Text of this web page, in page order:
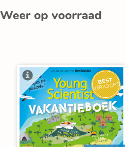
Weer op voorraad
BEST
VERKOCHT